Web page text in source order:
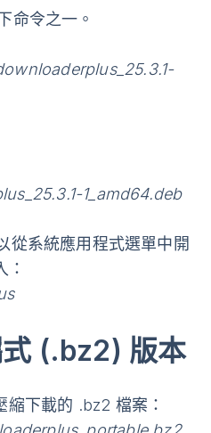
命令之一。
1_amd64.deb
從系統應用程式選單中開
(.bz2) 版本
縮下載的 .bz2 檔案：